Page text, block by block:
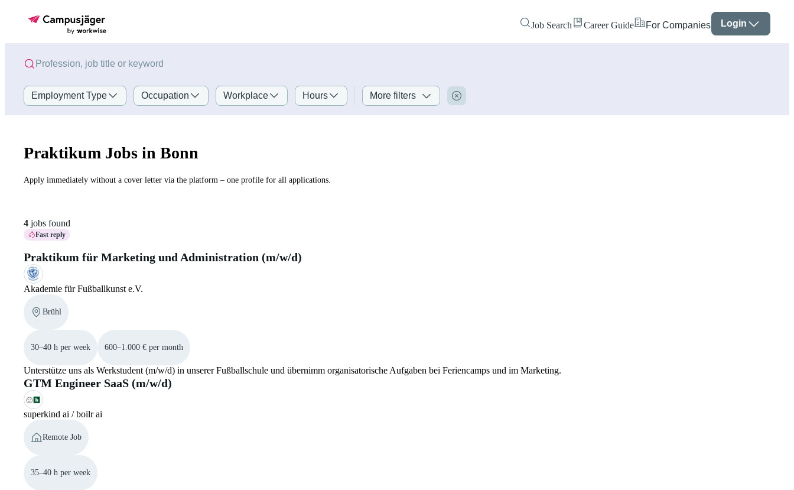
Job Search Career Guide For Companies Login
Employment Type Occupation Workplace Hours More filters
Praktikum Jobs in Bonn
Apply immediately without a cover letter via the platform – one profile for all applications.
4 jobs found
Fast reply
Praktikum für Marketing und Administration (m/w/d)
Akademie für Fußballkunst e.V.
Brühl
30–40 h per week 600–1.000 € per month
Unterstütze uns als Werkstudent (m/w/d) in unserer Fußballschule und übernimm organisatorische Aufgaben bei Feriencamps und im Marketing.
GTM Engineer SaaS (m/w/d)
superkind ai / boilr ai
Remote Job
35–40 h per week